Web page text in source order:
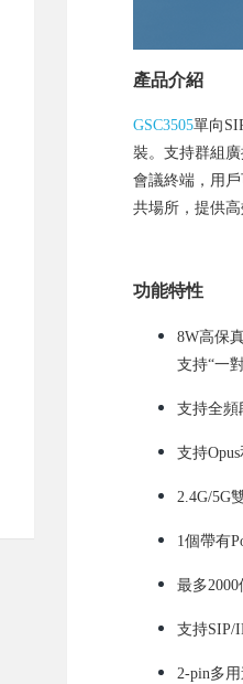
產品介紹
GSC3505單向
裝。支持群組
會議終端，用
共場所，提供
功能特性
8W高保
支持“一
支持全頻
支持
2.4G/5G
1個帶有
最多
支持SIP/
2-pin多